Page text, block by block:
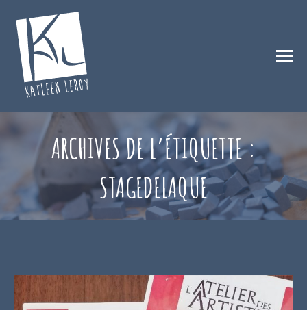
ARCHIVES DE L’ÉTIQUETTE :
STAGEDELAQUE